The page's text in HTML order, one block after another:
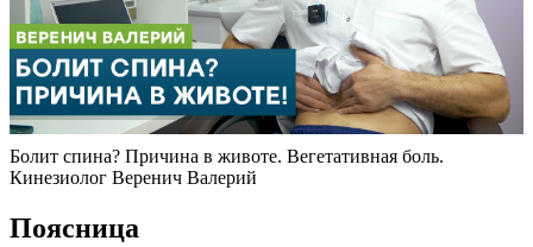
Болит спина? Причина в животе. Вегетативная боль.
Кинезиолог Веренич Валерий
Поясница